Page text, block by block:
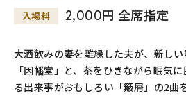
入場料 2,000円 全席指定
大酒飲みの妻を離縁した夫が、新し
「因幡堂」と、茶をひきながら眠気
る出来事がおもしろい「簸屑」の2曲